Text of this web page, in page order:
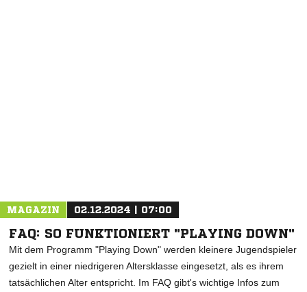
MAGAZIN 02.12.2024 | 07:00
FAQ: SO FUNKTIONIERT "PLAYING DOWN"
Mit dem Programm "Playing Down" werden kleinere Jugendspieler
gezielt in einer niedrigeren Altersklasse eingesetzt, als es ihrem
tatsächlichen Alter entspricht. Im FAQ gibt's wichtige Infos zum